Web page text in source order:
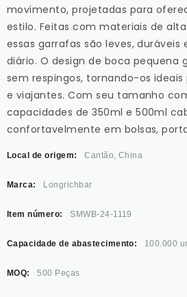
movimento, projetadas para
estilo. Feitas com materiais de alta
essas garrafas são leves, duráveis
diário. O design de boca pequena
sem respingos, tornando-os
e viajantes. Com seu tamanho
capacidades de 350ml e 500ml
confortavelmente em bolsas,
Local de origem: Cantão, China
Marca: Longrichbar
Item número: SMWB-24-1119
Capacidade de abastecimento: 100.000
MOQ: 500 Peças